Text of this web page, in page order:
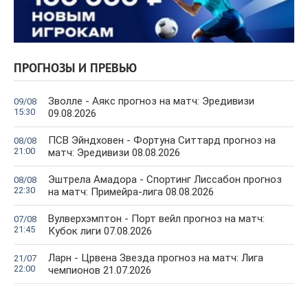
ПРОГНОЗЫ И ПРЕВЬЮ
09/08
15:30
Зволле - Аякс прогноз на матч: Эредивизи
09.08.2026
08/08
21:00
ПСВ Эйндховен - Фортуна Ситтард прогноз на
матч: Эредивизи 08.08.2026
08/08
22:30
Эштрела Амадора - Спортинг Лиссабон прогноз
на матч: Примейра-лига 08.08.2026
07/08
21:45
Вулверхэмптон - Порт вейл прогноз на матч:
Кубок лиги 07.08.2026
21/07
22:00
Ларн - Црвена Звезда прогноз на матч: Лига
чемпионов 21.07.2026